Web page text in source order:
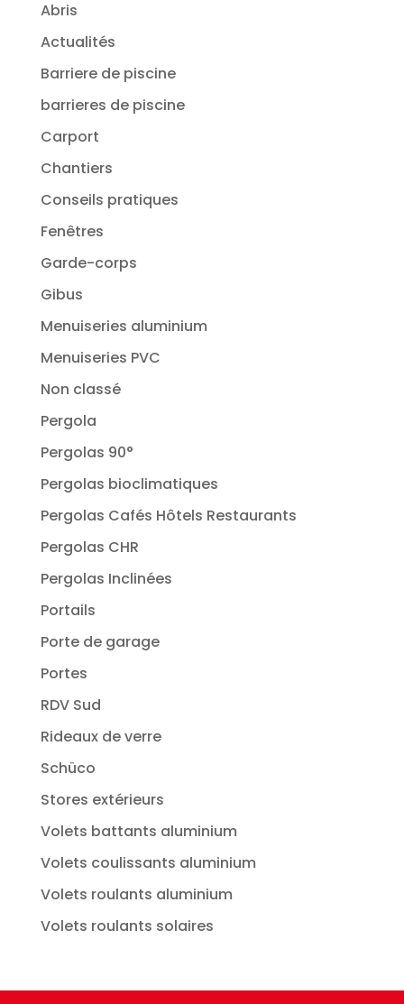
Abris
Actualités
Barriere de piscine
barrieres de piscine
Carport
Chantiers
Conseils pratiques
Fenêtres
Garde-corps
Gibus
Menuiseries aluminium
Menuiseries PVC
Non classé
Pergola
Pergolas 90°
Pergolas bioclimatiques
Pergolas Cafés Hôtels Restaurants
Pergolas CHR
Pergolas Inclinées
Portails
Porte de garage
Portes
RDV Sud
Rideaux de verre
Schüco
Stores extérieurs
Volets battants aluminium
Volets coulissants aluminium
Volets roulants aluminium
Volets roulants solaires